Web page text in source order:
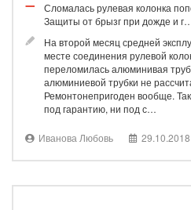
Сломалась рулевая колонка
Защиты от брызг при дожде и
На второй месяц средней
месте соединения рулевой
переломилась алюминивая
алюминиевой трубки не
Ремонтонепригоден вообще.
под гарантию, ни под с…
Иванова Любовь 29.10.2018